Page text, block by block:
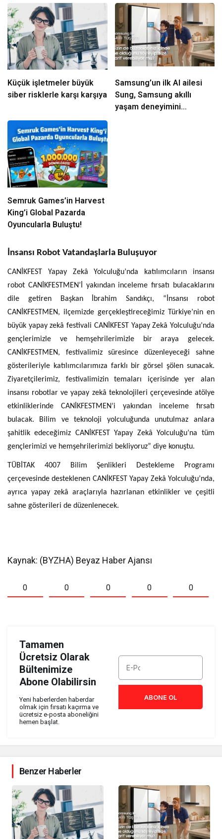
Küçük işletmeler büyük
siber risklerle karşı karşıya
Samsung’un ilk AI ailesi
Sung, Samsung akıllı
yaşam deneyimini
Semruk Games’in Harvest
King’i Global Pazarda
Oyuncularla Buluştu!
İnsansı Robot Vatandaşlarla Buluşuyor
CANİKFEST Yapay Zekâ Yolculuğu’nda katılımcıların insansı
robot CANİKFESTMEN’İ yakından inceleme fırsatı bulacaklarını
dile getiren Başkan İbrahim Sandıkçı, “İnsansı robot
CANİKFESTMEN, ilçemizde gerçekleştireceğimiz Türkiye’nin en
büyük yapay zekâ festivali CANİKFEST Yapay Zekâ Yolculuğu’nda
gençlerimizle ve hemşehrilerimizle bir araya gelecek.
CANİKFESTMEN, festivalimiz süresince düzenleyeceği sahne
gösterileriyle katılımcılarımıza farklı bir görsel şölen sunacak.
Ziyaretçilerimiz, festivalimizin temaları içerisinde yer alan
insansı robotlar ve yapay zekâ teknolojileri çerçevesinde atölye
etkinliklerinde CANİKFESTMEN’i yakından inceleme fırsatı
bulacak. Bilim ve teknoloji yolculuğunda unutulmaz anlara
şahitlik edeceğimiz CANİKFEST Yapay Zekâ Yolculuğu’na tüm
gençlerimizi ve hemşehrilerimizi bekliyoruz” diye konuştu.
TÜBİTAK 4007 Bilim Şenlikleri Destekleme Programı
çerçevesinde desteklenen CANİKFEST Yapay Zekâ Yolculuğu’nda,
ayrıca yapay zekâ araçlarıyla hazırlanan etkinlikler ve çeşitli
sahne gösterileri de düzenlenecek.
Kaynak: (BYZHA) Beyaz Haber Ajansı
0 0 0 0 0
Tamamen
Ücretsiz Olarak
Bültenimize
Abone Olabilirsin
Yeni haberlerden haberdar
olmak için fırsatı kaçırma ve
ücretsiz e-posta aboneliğini
hemen başlat.
ABONE OL
Benzer Haberler